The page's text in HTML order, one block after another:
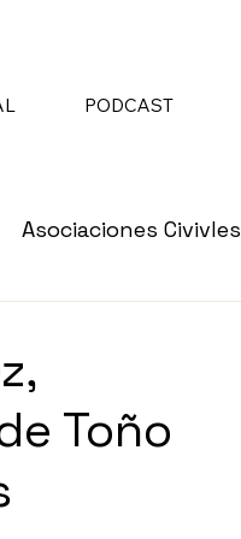
PODCAST
Asociaciones Civivles
Cultura
Toño